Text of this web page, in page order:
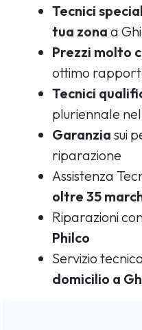
Tecnici
tua zona a
Prezzi molto
ottimo
Tecnici
pluriennale
Garanzia sui
riparazione
Assistenza
oltre 35
Riparazioni
Philco
Servizio
domicilio a